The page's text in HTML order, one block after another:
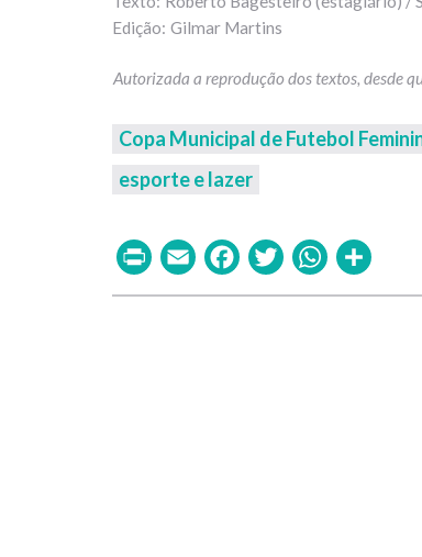
Gilmar Martins
Copa Municipal de Futebol
esporte e lazer
PrintEmailFacebook
Twitter